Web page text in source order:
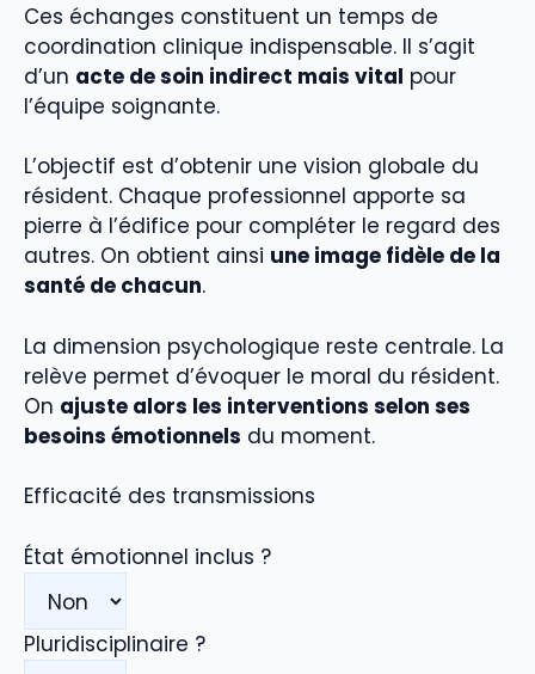
Ces échanges constituent un temps de
coordination clinique indispensable. Il s’agit
d’un acte de soin indirect mais vital pour
l’équipe soignante.
L’objectif est d’obtenir une vision globale du
résident. Chaque professionnel apporte sa
pierre à l’édifice pour compléter le regard des
autres. On obtient ainsi une image fidèle de la
santé de chacun.
La dimension psychologique reste centrale. La
relève permet d’évoquer le moral du résident.
On ajuste alors les interventions selon ses
besoins émotionnels du moment.
Efficacité des transmissions
État émotionnel inclus ?
Pluridisciplinaire ?